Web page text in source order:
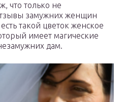
что только не
замужних женщин
такой цветок женское
имеет магические
дам.